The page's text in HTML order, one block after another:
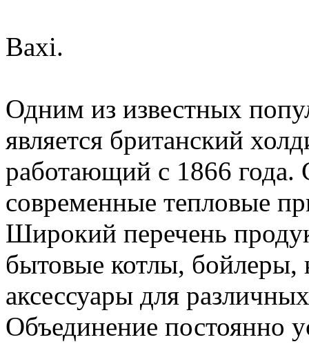
Baxi.
Одним из известных
является британский
работающий с 1866 года.
современные тепловые
Широкий перечень
бытовые котлы, бойлеры,
аксессуары для
Объединение постоянно